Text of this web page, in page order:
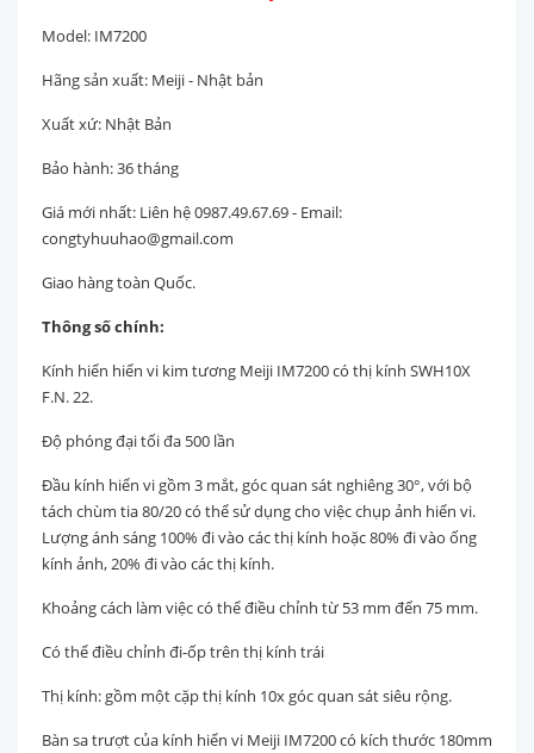
Model: IM7200
Hãng sản xuất: Meiji - Nhật bản
Xuất xứ: Nhật Bản
Bảo hành: 36 tháng
Giá mới nhất: Liên hệ 0987.49.67.69 - Email:
congtyhuuhao@gmail.com
Giao hàng toàn Quốc.
Thông số chính:
Kính hiển hiển vi kim tương Meiji IM7200 có thị kính SWH10X
F.N. 22.
Độ phóng đại tối đa 500 lần
Đầu kính hiển vi gồm 3 mắt, góc quan sát nghiêng 30°, với bộ
tách chùm tia 80/20 có thể sử dụng cho việc chụp ảnh hiển vi.
Lượng ánh sáng 100% đi vào các thị kính hoặc 80% đi vào ống
kính ảnh, 20% đi vào các thị kính.
Khoảng cách làm việc có thể điều chỉnh từ 53 mm đến 75 mm.
Có thể điều chỉnh đi-ốp trên thị kính trái
Thị kính: gồm một cặp thị kính 10x góc quan sát siêu rộng.
Bàn sa trượt của kính hiển vi Meiji IM7200 có kích thước 180mm